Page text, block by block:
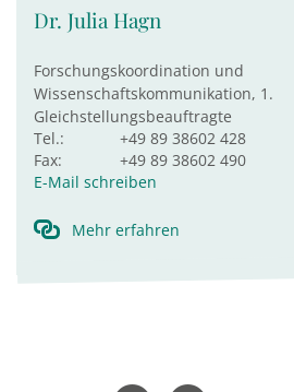
Dr. Julia Hagn
Forschungskoordination und
Wissenschaftskommunikation, 1.
Gleichstellungsbeauftragte
Tel.:
+49 89 38602 428
Fax:
+49 89 38602 490
E-Mail schreiben
Mehr erfahren